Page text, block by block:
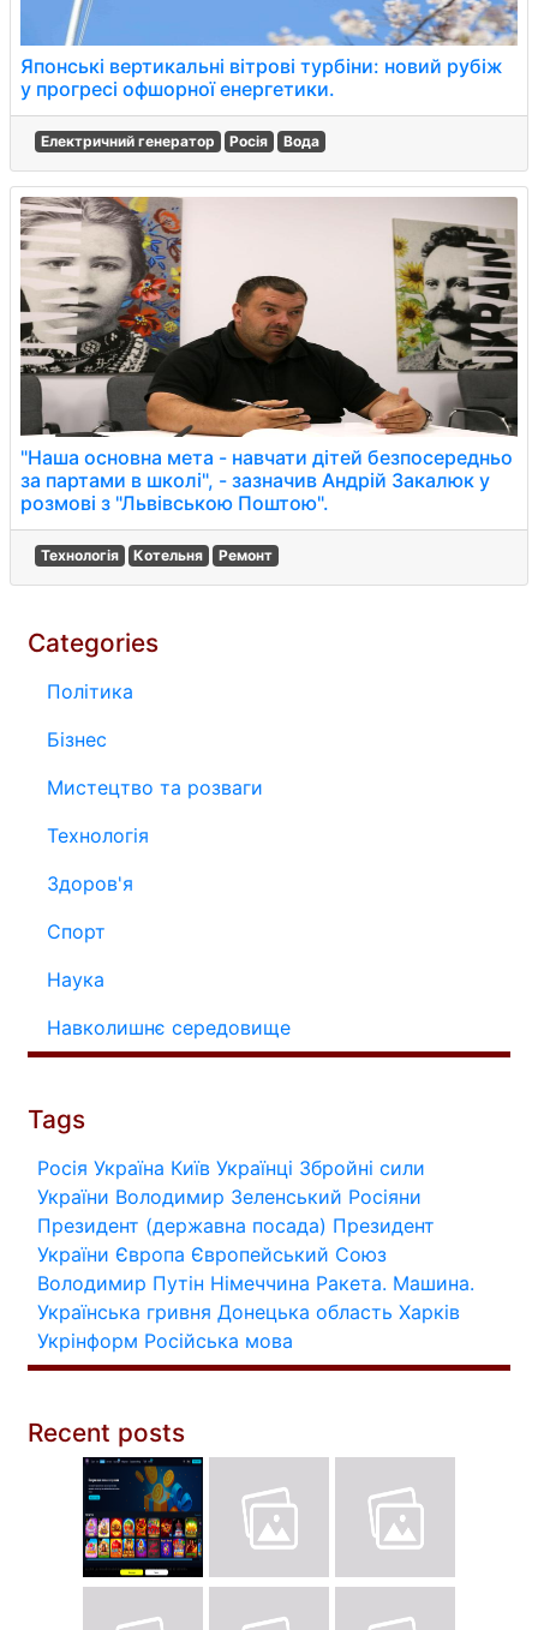
Японські вертикальні вітрові турбіни: новий рубіж
у прогресі офшорної енергетики.
Електричний генератор Росія Вода
"Наша основна мета - навчати дітей безпосередньо
за партами в школі", - зазначив Андрій Закалюк у
розмові з "Львівською Поштою".
Технологія Котельня Ремонт
Categories
Політика
Бізнес
Мистецтво та розваги
Технологія
Здоров'я
Спорт
Наука
Навколишнє середовище
Tags
Росія Україна Київ Українці Збройні сили
України Володимир Зеленський Росіяни
Президент (державна посада) Президент
України Європа Європейський Союз
Володимир Путін Німеччина Ракета. Машина.
Українська гривня Донецька область Харків
Укрінформ Російська мова
Recent posts